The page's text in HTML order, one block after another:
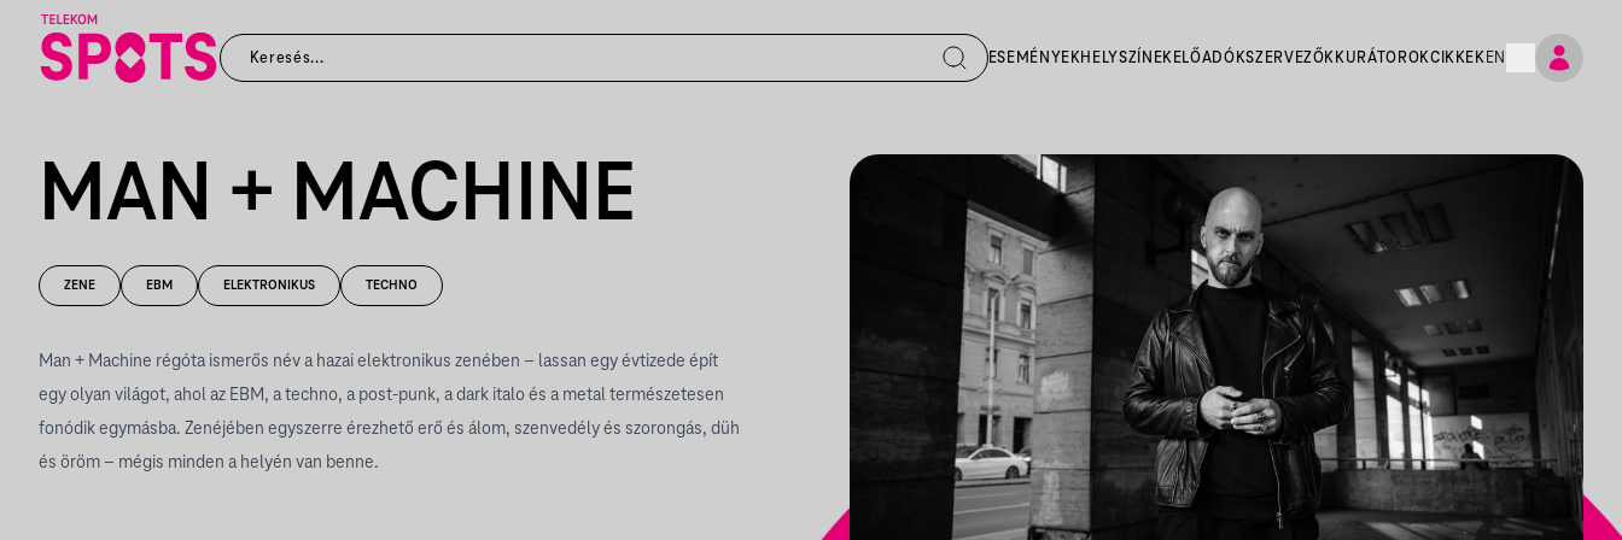
ESEMÉNYEKHELYSZÍNEK ELŐADÓKSZERVEZŐK KURÁTOROKCIKKEK EN
MAN + MACHINE
ZENE EBM ELEKTRONIKUS TECHNO
Man + Machine régóta ismerős név a hazai elektronikus zenében – lassan egy évtizede épít
egy olyan világot, ahol az EBM, a techno, a post-punk, a dark italo és a metal természetesen
fonódik egymásba. Zenéjében egyszerre érezhető erő és álom, szenvedély és szorongás, düh
és öröm – mégis minden a helyén van benne.